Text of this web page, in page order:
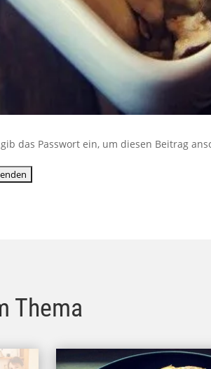
das Passwort ein, um diesen Beitrag
Thema